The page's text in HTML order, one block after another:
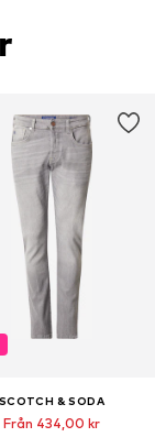
SCOTCH & SODA
Från 434,00 kr